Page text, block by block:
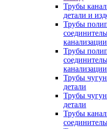
Трубы
детали и
Трубы
канализации
Трубы
канализации
Трубы
детали
Трубы
детали
Трубы